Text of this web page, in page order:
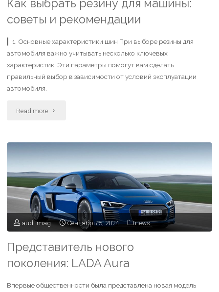
Как выбрать резину для машины:
советы и рекомендации
▎1. Основные характеристики шин При выборе резины для
автомобиля важно учитывать несколько ключевых
характеристик. Эти параметры помогут вам сделать
правильный выбор в зависимости от условий эксплуатации
автомобиля.
Read more
audi-mag Сентябрь 5, 2024 news
Представитель нового
поколения: LADA Aura
Впервые общественности была представлена новая модель